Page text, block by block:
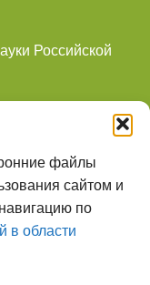
файлы
сайтом и
по
в области
Российской